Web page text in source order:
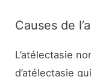
Causes de
L’atélectasie
d’atélectasie